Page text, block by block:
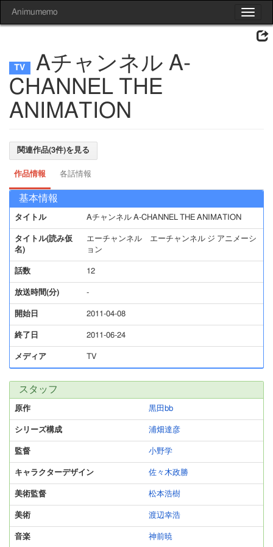
Toggle
Animumemo
Aチャンネル A-
CHANNEL THE
ANIMATION
関連作品(3件)を見る
作品情報 各話情報
基本情報
タイトル Aチャンネル A-CHANNEL THE ANIMATION
タイトル(読み仮
名)
エーチャンネル エーチャンネル ジ アニメーシ
ョン
話数 12
放送時間(分) -
開始日 2011-04-08
終了日 2011-06-24
メディア TV
スタッフ
原作 黒田bb
シリーズ構成 浦畑達彦
監督 小野学
キャラクターデザイン 佐々木政勝
美術監督 松本浩樹
美術 渡辺幸浩
音楽 神前暁